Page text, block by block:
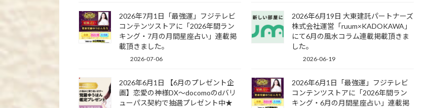
2026年7月1日「最強運」フジテレビ
コンテンツストアに「2026年間ラン
キング・7月の月間星座占い」連載掲
載頂きました。
2026-07-06
2026年6月19日 大東建託パートナーズ
株式会社運営「ruum×KADOKAWA」
にて6月の風水コラム連載掲載頂きま
した。
2026-06-19
2026年6月1日 【6月のプレゼント企
画】恋愛の神様DX〜docomoのdバリ
ューパス契約で抽選プレゼント中★
2026年6月1日「最強運」フジテレビ
コンテンツストアに「2026年間ラン
キング・6月の月間星座占い」連載掲